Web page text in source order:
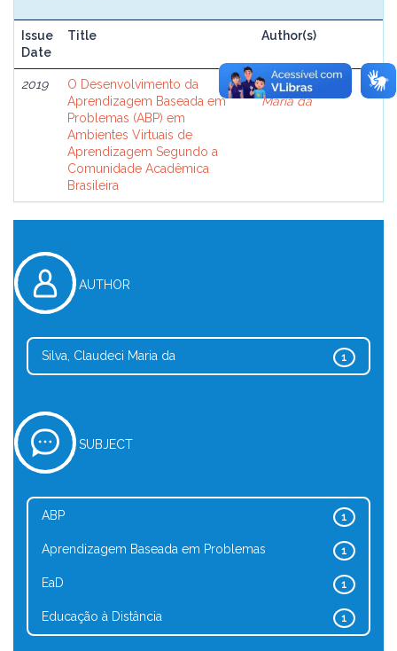
Issue
Date
Title Author(s)
2019
O Desenvolvimento da
Aprendizagem Baseada em
Problemas (ABP) em
Ambientes Virtuais de
Aprendizagem Segundo a
Comunidade Acadêmica
Brasileira
Silva, Claudeci
Maria da
AUTHOR
1
Silva, Claudeci Maria da
SUBJECT
1
ABP
1
Aprendizagem Baseada em Problemas
1
EaD
1
Educação à Distância